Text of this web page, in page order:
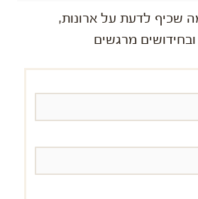
שכיף לדעת על ארונות,
מרגשים